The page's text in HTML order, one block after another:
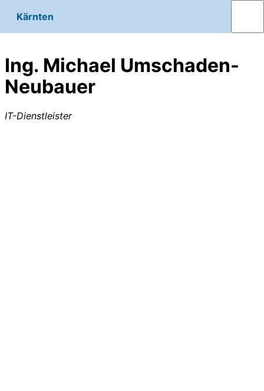
Kärnten
Ing. Michael Umschaden-
Neubauer
IT-Dienstleister